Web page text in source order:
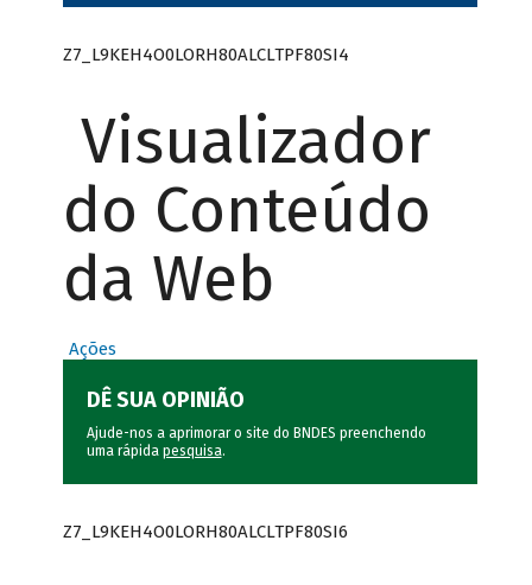
Z7_L9KEH4O0LORH80ALCLTPF80SI4
Visualizador
do Conteúdo
da Web
Ações
DÊ SUA OPINIÃO
Ajude-nos a aprimorar o site do BNDES preenchendo
uma rápida pesquisa.
Z7_L9KEH4O0LORH80ALCLTPF80SI6